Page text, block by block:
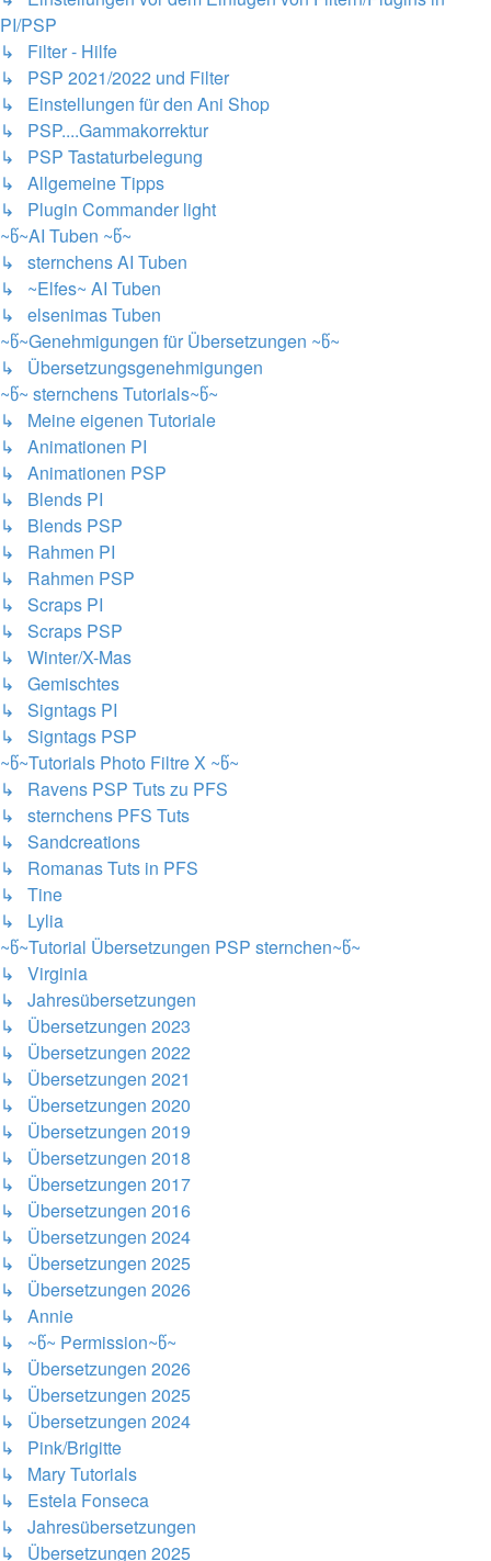
PI/PSP
↳ Filter - Hilfe
↳ PSP 2021/2022 und Filter
↳ Einstellungen für den Ani Shop
↳ PSP....Gammakorrektur
↳ PSP Tastaturbelegung
↳ Allgemeine Tipps
↳ Plugin Commander light
~წ~AI Tuben ~წ~
↳ sternchens AI Tuben
↳ ~Elfes~ AI Tuben
↳ elsenimas Tuben
~წ~Genehmigungen für Übersetzungen ~წ~
↳ Übersetzungsgenehmigungen
~წ~ sternchens Tutorials~წ~
↳ Meine eigenen Tutoriale
↳ Animationen PI
↳ Animationen PSP
↳ Blends PI
↳ Blends PSP
↳ Rahmen PI
↳ Rahmen PSP
↳ Scraps PI
↳ Scraps PSP
↳ Winter/X-Mas
↳ Gemischtes
↳ Signtags PI
↳ Signtags PSP
~წ~Tutorials Photo Filtre X ~წ~
↳ Ravens PSP Tuts zu PFS
↳ sternchens PFS Tuts
↳ Sandcreations
↳ Romanas Tuts in PFS
↳ Tine
↳ Lylia
~წ~Tutorial Übersetzungen PSP sternchen~წ~
↳ Virginia
↳ Jahresübersetzungen
↳ Übersetzungen 2023
↳ Übersetzungen 2022
↳ Übersetzungen 2021
↳ Übersetzungen 2020
↳ Übersetzungen 2019
↳ Übersetzungen 2018
↳ Übersetzungen 2017
↳ Übersetzungen 2016
↳ Übersetzungen 2024
↳ Übersetzungen 2025
↳ Übersetzungen 2026
↳ Annie
↳ ~წ~ Permission~წ~
↳ Übersetzungen 2026
↳ Übersetzungen 2025
↳ Übersetzungen 2024
↳ Pink/Brigitte
↳ Mary Tutorials
↳ Estela Fonseca
↳ Jahresübersetzungen
↳ Übersetzungen 2025